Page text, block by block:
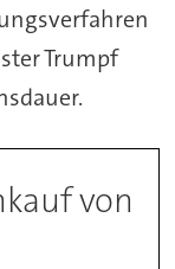
Trumpf
von